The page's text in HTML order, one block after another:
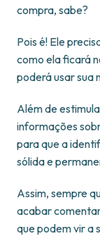
compra, sabe?
Pois é! Ele
como ela ficará
poderá usar sua
Além de
informações
para que a
sólida e
Assim, sempre
acabar
que podem vir a